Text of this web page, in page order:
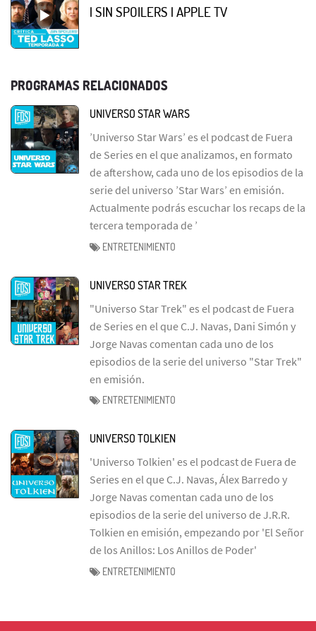
| SIN SPOILERS | APPLE TV
PROGRAMAS RELACIONADOS
UNIVERSO STAR WARS
’Universo Star Wars’ es el podcast de Fuera
de Series en el que analizamos, en formato
de aftershow, cada uno de los episodios de la
serie del universo ’Star Wars’ en emisión.
Actualmente podrás escuchar los recaps de la
tercera temporada de ’
ENTRETENIMIENTO
UNIVERSO STAR TREK
"Universo Star Trek" es el podcast de Fuera
de Series en el que C.J. Navas, Dani Simón y
Jorge Navas comentan cada uno de los
episodios de la serie del universo "Star Trek"
en emisión.
ENTRETENIMIENTO
UNIVERSO TOLKIEN
'Universo Tolkien' es el podcast de Fuera de
Series en el que C.J. Navas, Álex Barredo y
Jorge Navas comentan cada uno de los
episodios de la serie del universo de J.R.R.
Tolkien en emisión, empezando por 'El Señor
de los Anillos: Los Anillos de Poder'
ENTRETENIMIENTO